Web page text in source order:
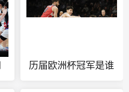
历届欧洲杯冠军是谁